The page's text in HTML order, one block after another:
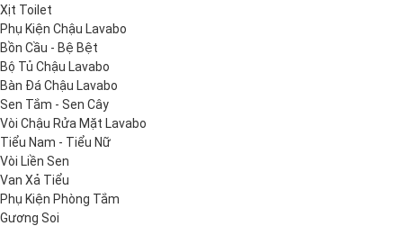
Xịt Toilet
Phụ Kiện Chậu Lavabo
Bồn Cầu - Bệ Bệt
Bộ Tủ Chậu Lavabo
Bàn Đá Chậu Lavabo
Sen Tắm - Sen Cây
Vòi Chậu Rửa Mặt Lavabo
Tiểu Nam - Tiểu Nữ
Vòi Liền Sen
Van Xả Tiểu
Phụ Kiện Phòng Tắm
Gương Soi